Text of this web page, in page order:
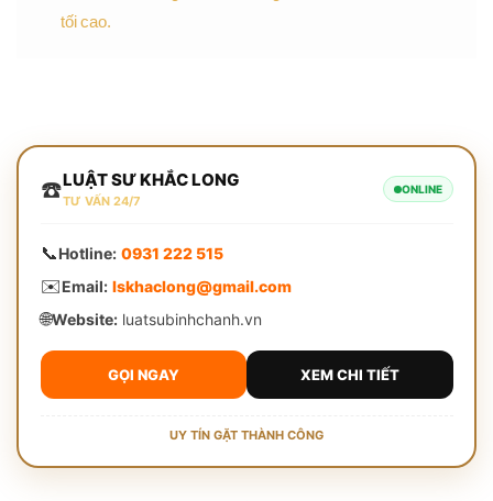
tối cao.
☎️LUẬT SƯ KHẮC LONG
TƯ VẤN 24/7
ONLINE
📞Hotline: 0931 222 515
✉️Email: lskhaclong@gmail.com
🌐Website:luatsubinhchanh.vn
GỌI NGAY XEM CHI TIẾT
UY TÍN GẶT THÀNH CÔNG